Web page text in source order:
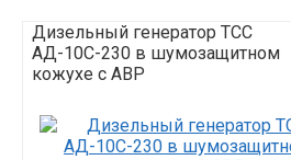
Дизельный генератор ТСС
АД-10С-230 в шумозащитном
кожухе с АВР